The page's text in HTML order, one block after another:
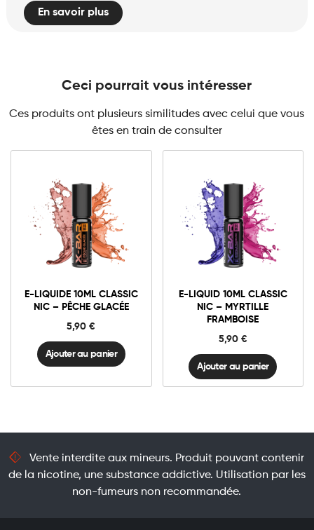
En savoir plus
Ceci pourrait vous intéresser
Ces produits ont plusieurs similitudes avec celui que vous
êtes en train de consulter
E-LIQUIDE 10ML CLASSIC
NIC – PÊCHE GLACÉE
5,90€
3mg Classic
6mg Classic
10ml
Classic
Nic
Pêche
Ajouter au panier
Ajouter au panier
E-LIQUID 10ML CLASSIC
NIC – MYRTILLE
FRAMBOISE
5,90 €
3mg Classic
6mg Classic
10ml
Classic
Nic
-
Framboise
Ajouter au panier
Ajouter au panier
Vente interdite aux mineurs. Produit pouvant contenir
de la nicotine, une substance addictive. Utilisation par les
non-fumeurs non recommandée.